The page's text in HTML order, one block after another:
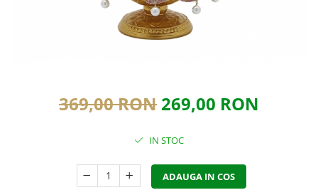
369,00 RON 269,00 RON
IN STOC
ADAUGA IN COS